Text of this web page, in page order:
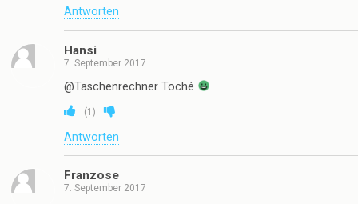
Antworten
Hansi
7. September 2017
@Taschenrechner Toché
(1 )
Antworten
Franzose
7. September 2017